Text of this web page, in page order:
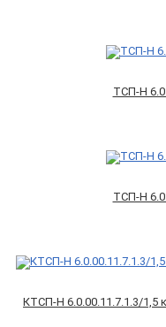
ТСП-Н
ТСП-Н
КТСП-Н 6.0.00.11.7.1.3/1,5